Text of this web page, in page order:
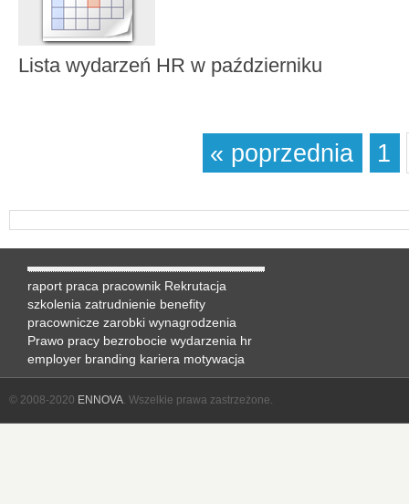
Lista wydarzeń HR w październiku
« poprzednia 1
raport praca pracownik Rekrutacja
szkolenia zatrudnienie benefity
pracownicze zarobki wynagrodzenia
Prawo pracy bezrobocie wydarzenia hr
employer branding kariera motywacja
© 2008-2020 ENNOVA. Wszelkie prawa zastrzeżone.